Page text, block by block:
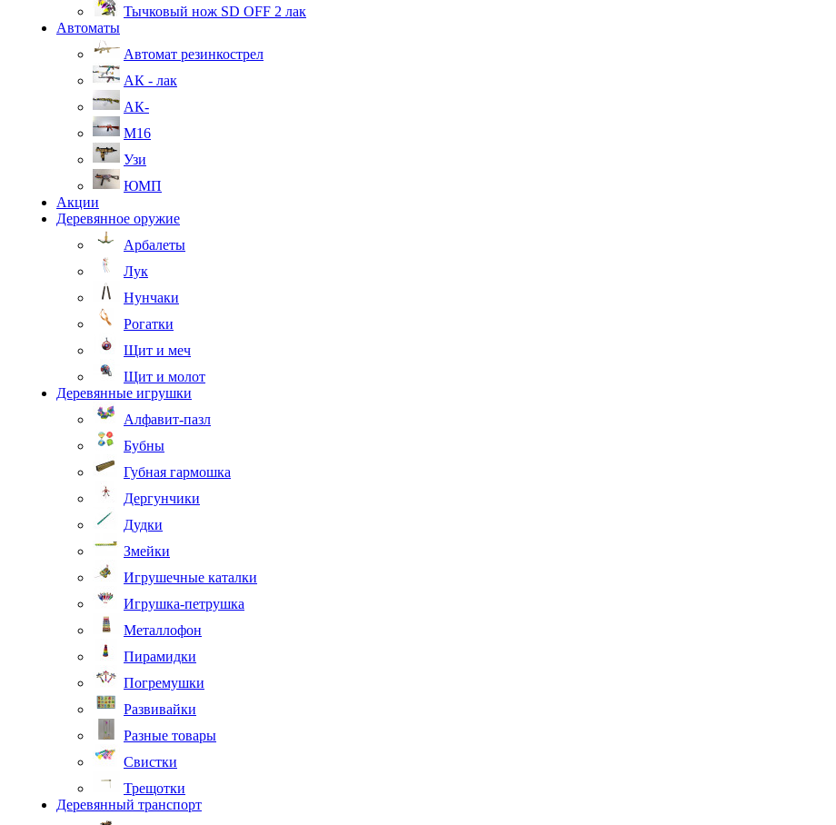
Тычковый нож SD OFF 2 лак
Автоматы
Автомат резинкострел
АК - лак
АК-
М16
Узи
ЮМП
Акции
Деревянное оружие
Арбалеты
Лук
Нунчаки
Рогатки
Щит и меч
Щит и молот
Деревянные игрушки
Алфавит-пазл
Бубны
Губная гармошка
Дергунчики
Дудки
Змейки
Игрушечные каталки
Игрушка-петрушка
Металлофон
Пирамидки
Погремушки
Развивайки
Разные товары
Свистки
Трещотки
Деревянный транспорт